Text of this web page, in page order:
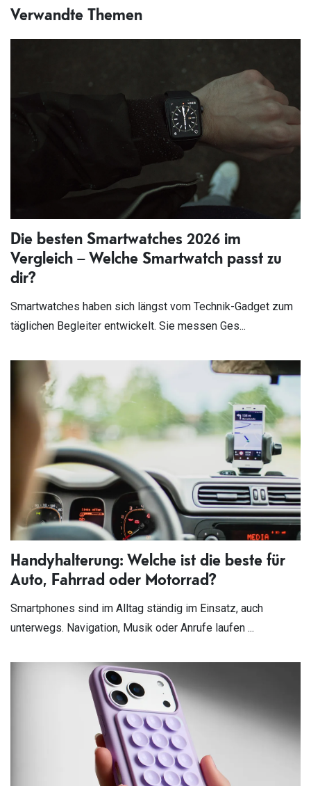
Verwandte Themen
Die besten Smartwatches 2026 im
Vergleich – Welche Smartwatch passt zu
dir?
Smartwatches haben sich längst vom Technik-Gadget zum
täglichen Begleiter entwickelt. Sie messen Ges...
Handyhalterung: Welche ist die beste für
Auto, Fahrrad oder Motorrad?
Smartphones sind im Alltag ständig im Einsatz, auch
unterwegs. Navigation, Musik oder Anrufe laufen ...